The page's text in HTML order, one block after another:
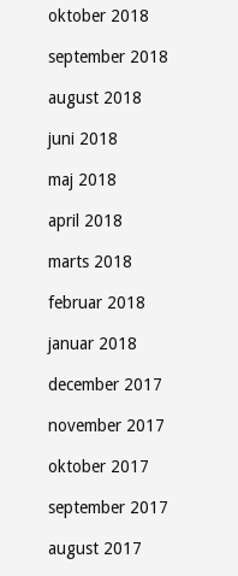
oktober 2018
september 2018
august 2018
juni 2018
maj 2018
april 2018
marts 2018
februar 2018
januar 2018
december 2017
november 2017
oktober 2017
september 2017
august 2017